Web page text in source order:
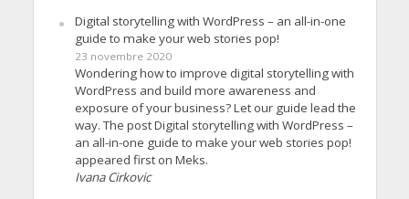
Digital storytelling with WordPress – an all-in-one
guide to make your web stories pop!
23 novembre 2020
Wondering how to improve digital storytelling with
WordPress and build more awareness and
exposure of your business? Let our guide lead the
way. The post Digital storytelling with WordPress –
an all-in-one guide to make your web stories pop!
appeared first on Meks.
Ivana Cirkovic